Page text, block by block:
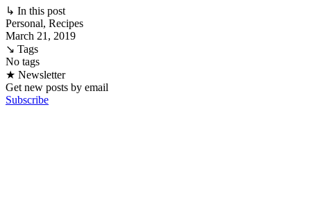
↳ In this post
Personal, Recipes
March 21, 2019
↘ Tags
No tags
★ Newsletter
Get new posts by email
Subscribe